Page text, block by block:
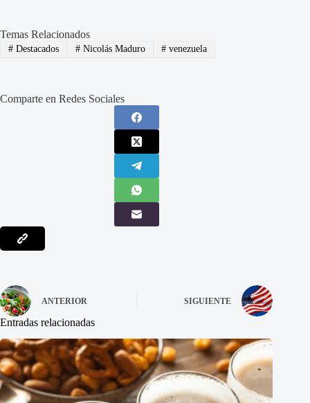
Temas Relacionados
#Destacados #Nicolás Maduro # venezuela
Comparte en Redes Sociales
ANTERIOR SIGUIENTE
Entradas relacionadas